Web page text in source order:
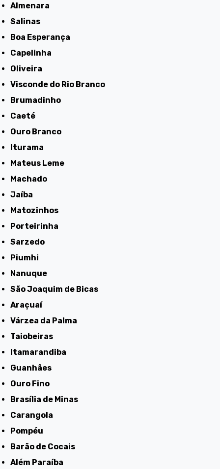
Almenara
Salinas
Boa Esperança
Capelinha
Oliveira
Visconde do Rio Branco
Brumadinho
Caeté
Ouro Branco
Iturama
Mateus Leme
Machado
Jaíba
Matozinhos
Porteirinha
Sarzedo
Piumhi
Nanuque
São Joaquim de Bicas
Araçuaí
Várzea da Palma
Taiobeiras
Itamarandiba
Guanhães
Ouro Fino
Brasília de Minas
Carangola
Pompéu
Barão de Cocais
Além Paraíba